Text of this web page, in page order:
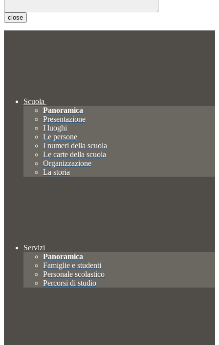
close
Scuola
Panoramica
Presentazione
I luoghi
Le persone
I numeri della scuola
Le carte della scuola
Organizzazione
La storia
Servizi
Panoramica
Famiglie e studenti
Personale scolastico
Percorsi di studio